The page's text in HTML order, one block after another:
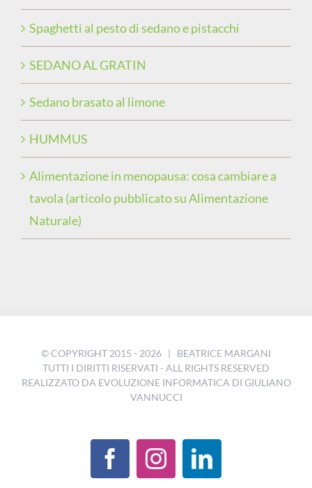
Spaghetti al pesto di sedano e pistacchi
SEDANO AL GRATIN
Sedano brasato al limone
HUMMUS
Alimentazione in menopausa: cosa cambiare a
tavola (articolo pubblicato su Alimentazione
Naturale)
© COPYRIGHT 2015 - 2026 | BEATRICE MARGANI
TUTTI I DIRITTI RISERVATI - ALL RIGHTS RESERVED
REALIZZATO DA EVOLUZIONE INFORMATICA DI GIULIANO
VANNUCCI